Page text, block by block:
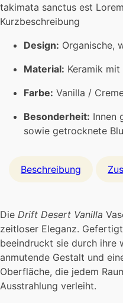
takimata sanctus est
Kurzbeschreibung
Design: Organische,
Material: Keramik
Farbe: Vanilla /
Besonderheit: Innen
sowie getrocknete
Beschreibung
Die Drift Desert Vanilla
zeitloser Eleganz.
beeindruckt sie durch ihre
anmutende Gestalt und
Oberfläche, die jedem
Ausstrahlung verleiht.